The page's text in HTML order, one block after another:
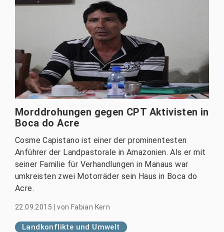
Morddrohungen gegen CPT Aktivisten in
Boca do Acre
Cosme Capistano ist einer der prominentesten
Anführer der Landpastorale in Amazonien. Als er mit
seiner Familie für Verhandlungen in Manaus war
umkreisten zwei Motorräder sein Haus in Boca do
Acre.
22.09.2015 |von Fabian Kern
Landkonflikte und Umwelt